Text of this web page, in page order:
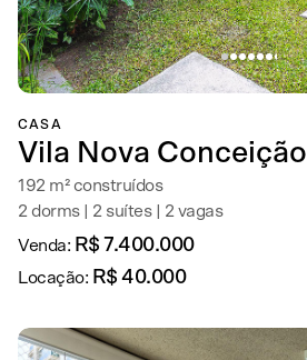
CASA
Vila Nova Conceição
192 m² construídos
2 dorms | 2 suítes | 2 vagas
Venda: R$ 7.400.000
Locação: R$ 40.000